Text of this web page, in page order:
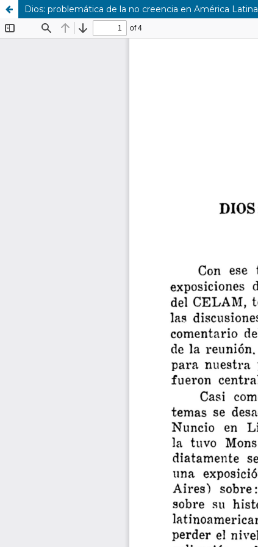
Dios: problemática de la no creencia en América Latina